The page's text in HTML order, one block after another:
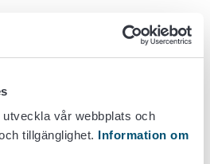
vår webbplats och
tillgänglighet. Information om
t.ex. Salmonella Enteritidis,
och hållas vid liv där. Om hönan
överförs inte från hönan till
yta. Det här förhindras
och kontroller.